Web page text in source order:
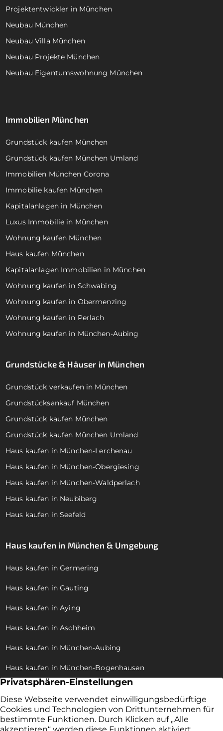
Projektentwickler in München
Neubau München
Neubau Villa München
Neubau Projekte München
Neubau Eigentumswohnung München
Immobilien München
Grundstück kaufen München
Grundstück kaufen München Umland
Immobilien München Corona
Immobilie kaufen München
Kapitalanlagen in München
Luxus Immobilie in München
Wohnung kaufen München
Haus kaufen München
Kapitalanlagen Immobilien in München
Wohnung kaufen in Schwabing
Wohnung kaufen in Obermenzing
Wohnung kaufen in Perlach
Wohnung kaufen in München-Aubing
Grundstücke & Häuser in München
Grundstück verkaufen in München
Grundstücksankauf München
Grundstück kaufen München
Grundstück kaufen München Umland
Haus kaufen in München-Lerchenau
Haus kaufen in München-Obergiesing
Haus kaufen in München-Waldperlach
Haus kaufen in Neubiberg
Haus kaufen in Seefeld
Haus kaufen in München & Umgebung
Haus kaufen in Germering
Haus kaufen in Gauting
Haus kaufen in Aying
Haus kaufen in Aschheim
Haus kaufen in München-Aubing
Haus kaufen in München-Bogenhausen
Haus kaufen in München-Allach
Haus kaufen in München-Trudering
Haus kaufen in München-Pasing